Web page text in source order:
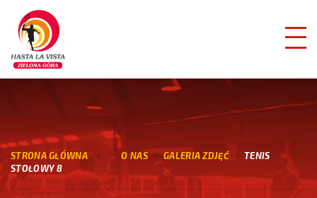
STRONA GŁÓWNA O NAS GALERIA ZDJĘĆ
TENIS
STOŁOWY 8